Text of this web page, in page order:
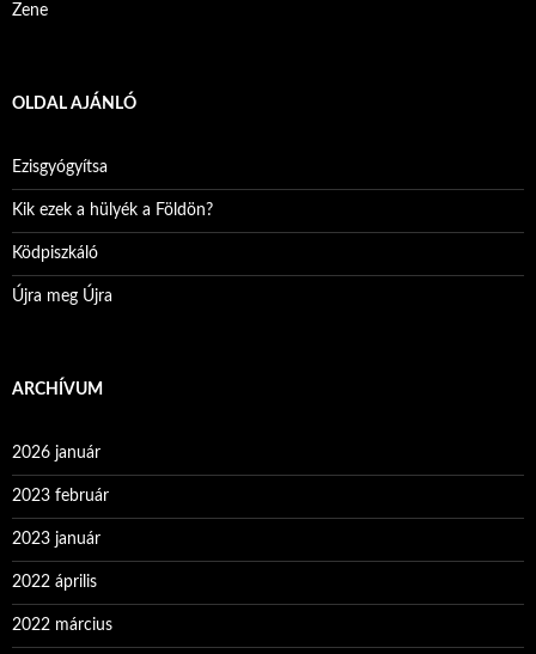
Zene
OLDAL AJÁNLÓ
Ezisgyógyítsa
Kik ezek a hülyék a Földön?
Ködpiszkáló
Újra meg Újra
ARCHÍVUM
2026 január
2023 február
2023 január
2022 április
2022 március